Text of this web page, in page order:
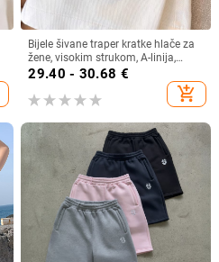
Bijele šivane traper kratke hlače za
žene, visokim strukom, A-linija,
široke nogavice, lagane
29.40 - 30.68 €
add_shopping_cart